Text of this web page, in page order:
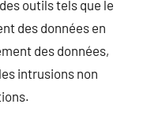
outils tels que le
des données en
des données,
intrusions non